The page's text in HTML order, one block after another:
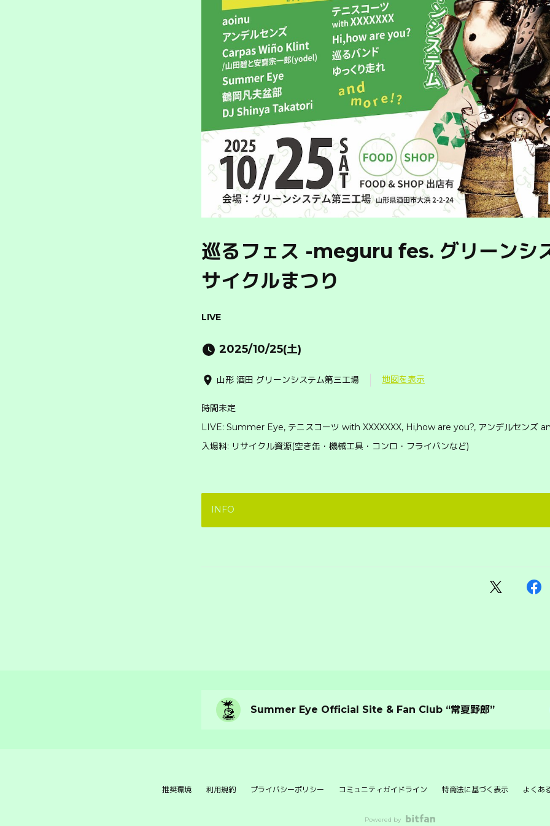
巡るフェス -meguru fes. グリーンシ
サイクルまつり
LIVE
2025/10/25(土)
山形 酒田 グリーンシステム第三工場 地図を表示
時間未定
LIVE: Summer Eye, テニスコーツ with XXXXXXX, Hi,how are you?, アンデルセンズ
入場料: リサイクル資源(空き缶・機械工具・コンロ・フライパンなど)
INFO
Summer Eye Official Site & Fan Club “常夏野郎”
推奨環境 利用規約 プライバシーポリシー コミュニティガイドライン 特商法に基づく表示 よくあ
Powered by